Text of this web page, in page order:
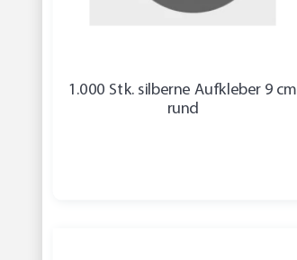
1.000 Stk. silberne Aufkleber 9 cm
rund